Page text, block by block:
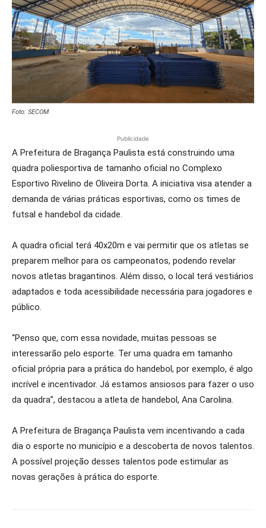
Foto: SECOM
Publicidade
A Prefeitura de Bragança Paulista está construindo uma
quadra poliesportiva de tamanho oficial no Complexo
Esportivo Rivelino de Oliveira Dorta. A iniciativa visa atender a
demanda de várias práticas esportivas, como os times de
futsal e handebol da cidade.
A quadra oficial terá 40x20m e vai permitir que os atletas se
preparem melhor para os campeonatos, podendo revelar
novos atletas bragantinos. Além disso, o local terá vestiários
adaptados e toda acessibilidade necessária para jogadores e
público.
“Penso que, com essa novidade, muitas pessoas se
interessarão pelo esporte. Ter uma quadra em tamanho
oficial própria para a prática do handebol, por exemplo, é algo
incrível e incentivador. Já estamos ansiosos para fazer o uso
da quadra”, destacou a atleta de handebol, Ana Carolina.
A Prefeitura de Bragança Paulista vem incentivando a cada
dia o esporte no município e a descoberta de novos talentos.
A possível projeção desses talentos pode estimular as
novas gerações à prática do esporte.